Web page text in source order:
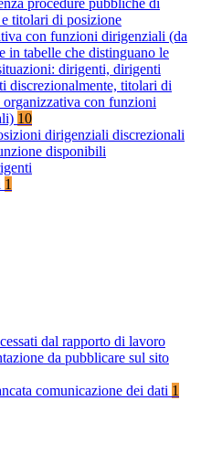
procedure pubbliche di
e titolari di posizione
con funzioni dirigenziali (da
in tabelle che distinguano le
dirigenti, dirigenti
discrezionalmente, titolari di
organizzativa con funzioni
10
dirigenziali discrezionali
disponibili
1
dal rapporto di lavoro
da pubblicare sul sito
comunicazione dei dati 1